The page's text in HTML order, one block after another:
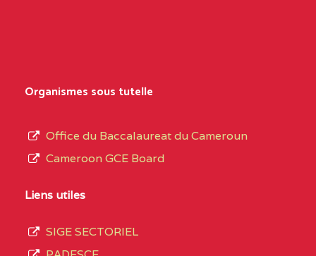
NORD
KOUSSERI
NORD
du
de
Organismes sous tutelle
Office du Baccalaureat du Cameroun
Cameroon GCE Board
Liens utiles
SIGE SECTORIEL